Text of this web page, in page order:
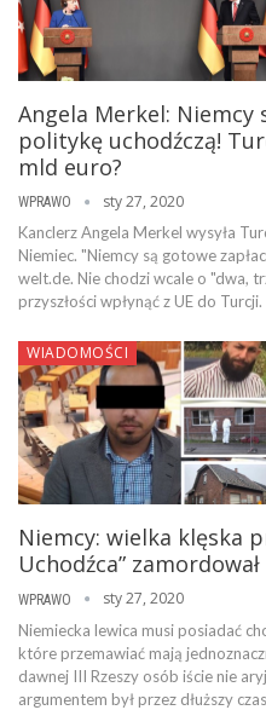
Angela Merkel: Niemcy
politykę uchodźczą!
mld euro?
WPRAWO sty 27, 2020
Kanclerz Angela Merkel wysyła
Niemiec. "Niemcy są gotowe
welt.de. Nie chodzi wcale o "dwa,
przyszłości wpłynąć z UE do Turcji.
WIADOMOŚCI
Niemcy: wielka klęska
Uchodźca”
WPRAWO sty 27, 2020
Niemiecka lewica musi posiadać
które przemawiać mają
dawnej III Rzeszy osób iście nie
argumentem był przez dłuższy